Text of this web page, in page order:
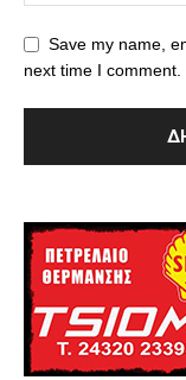
Save my name,
next time I comment.